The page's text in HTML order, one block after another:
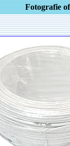
Fotografie